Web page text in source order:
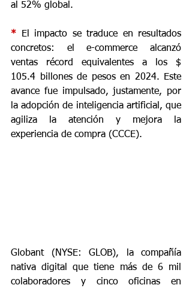
al 52% global.
*
El impacto se traduce en resultados
concretos: el e-commerce alcanzó
ventas récord equivalentes a los $
105.4 billones de pesos en 2024. Este
avance fue impulsado, justamente, por
la adopción de inteligencia artificial, que
agiliza la atención y mejora la
experiencia de compra (CCCE).
Globant (NYSE: GLOB), la compañía
nativa digital que tiene más de 6 mil
colaboradores y cinco oficinas en